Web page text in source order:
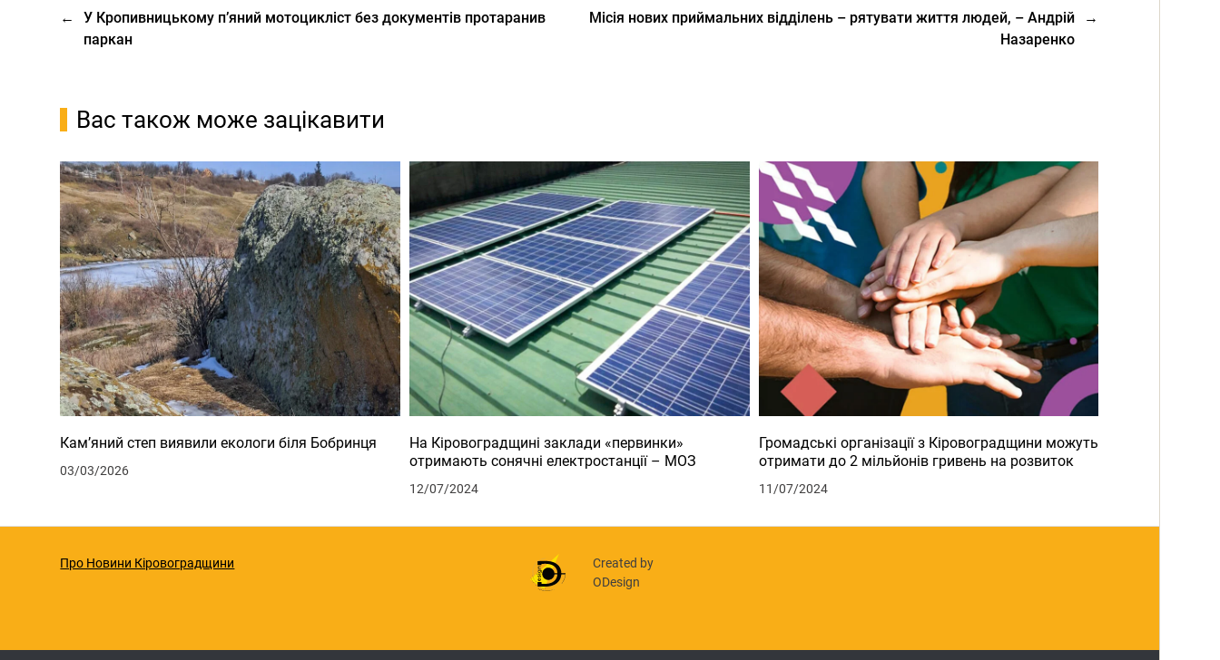
←
У Кропивницькому пʼяний мотоцикліст без документів протаранив
паркан
→
Місія нових приймальних відділень – рятувати життя людей, – Андрій
Назаренко
Вас також може зацікавити
Кам’яний степ виявили екологи біля Бобринця
03/03/2026
На Кіровоградщині заклади «первинки»
отримають сонячні електростанції – МОЗ
12/07/2024
Громадські організації з Кіровоградщини можуть
отримати до 2 мільйонів гривень на розвиток
11/07/2024
Про Новини Кіровоградщини
Created by
ODesign